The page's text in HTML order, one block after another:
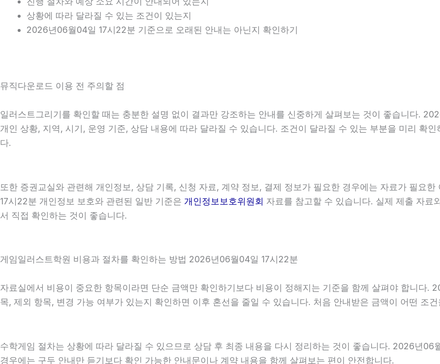
상황에 따라 달라질 수 있는 조건이 있는지
2026년06월04일 17시22분 기준으로 오래된 안내는 아닌지 확인하기
뮤직다운로드 이용 전 주의할 점
일러스트그리기를 확인할 때는 충분한 설명 없이 결과만 강조하는 안내를 신중하게 살펴보는 것이 좋습니다.
개인 상황, 지역, 시기, 운영 기준, 상담 내용에 따라 달라질 수 있습니다. 조건이 달라질 수 있는 부분을 미리 확
다.
또한 증권교실와 관련해 개인정보, 상담 기록, 신청 자료, 계약 정보, 결제 정보가 필요한 경우에는 자료가 필요
17시22분 개인정보 보호와 관련된 일반 기준은 개인정보보호위원회 자료를 참고할 수 있습니다. 실제 제출 자료
서 직접 확인하는 것이 좋습니다.
게임일러스트학원 비용과 절차를 확인하는 방법 2026년06월04일 17시22분
자료실에서 비용이 중요한 항목이라면 단순 금액만 확인하기보다 비용이 정해지는 기준을 함께 살펴야 합니다.
목, 제외 항목, 변경 가능 여부가 있는지 확인하면 이후 혼선을 줄일 수 있습니다. 처음 안내받은 금액이 어떤 조
수학게임 절차는 상황에 따라 달라질 수 있으므로 상담 후 최종 내용을 다시 정리하는 것이 좋습니다. 2026년
경우에는 구두 안내만 듣기보다 확인 가능한 안내문이나 계약 내용을 함께 살펴보는 편이 안전합니다.